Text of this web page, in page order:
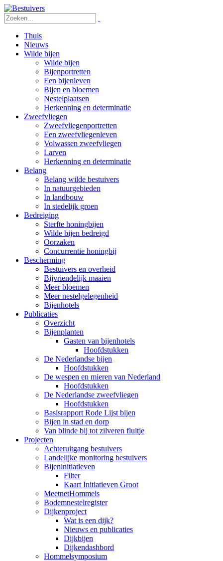
Thuis
Nieuws
Wilde bijen
Wilde bijen
Bijenportretten
Een bijenleven
Bijen en bloemen
Nestelplaatsen
Herkenning en determinatie
Zweefvliegen
Zweefvliegenportretten
Een zweefvliegenleven
Volwassen zweefvliegen
Larven
Herkenning en determinatie
Belang
Belang wilde bestuivers
In natuurgebieden
In landbouw
In stedelijk groen
Bedreiging
Sterfte honingbijen
Wilde bijen bedreigd
Oorzaken
Concurrentie honingbij
Bescherming
Bestuivers en overheid
Bijvriendelijk maaien
Meer bloemen
Meer nestelgelegenheid
Bijenhotels
Publicaties
Overzicht
Bijenplanten
Gasten van bijenhotels
Hoofdstukken
De Nederlandse bijen
Hoofdstukken
De wespen en mieren van Nederland
Hoofdstukken
De Nederlandse zweefvliegen
Hoofdstukken
Basisrapport Rode Lijst bijen
Bijen in stad en dorp
Van blinde bij tot zilveren fluitje
Projecten
Achteruitgang bestuivers
Landelijke monitoring bestuivers
Bijeninitiatieven
Filter
Kaart Initiatieven Groot
MeetnetHommels
Bodemnestelregister
Dijkenproject
Wat is een dijk?
Nieuws en publicaties
Dijkbijen
Dijkendashbord
Hommelsymposium